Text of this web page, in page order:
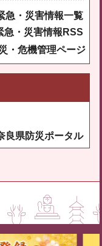
急・災害情報一覧
急・災害情報RSS
・危機管理ページ
良県防災ポータル